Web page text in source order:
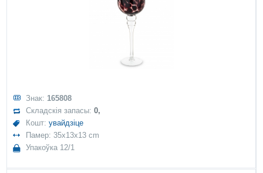
Знак: 165808
Складскія запасы:0,
Кошт:увайдзіце
Памер: 35x13x13 cm
Упакоўка 12/1